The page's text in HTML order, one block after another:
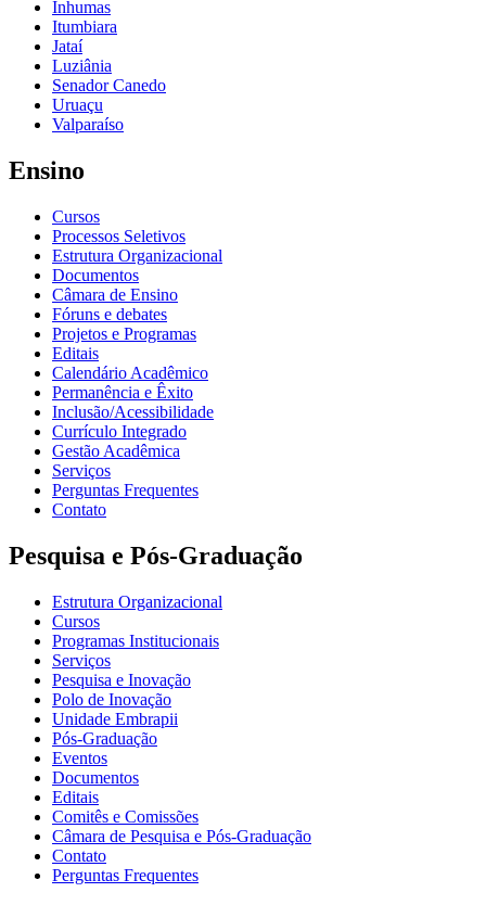
Inhumas
Itumbiara
Jataí
Luziânia
Senador Canedo
Uruaçu
Valparaíso
Ensino
Cursos
Processos Seletivos
Estrutura Organizacional
Documentos
Câmara de Ensino
Fóruns e debates
Projetos e Programas
Editais
Calendário Acadêmico
Permanência e Êxito
Inclusão/Acessibilidade
Currículo Integrado
Gestão Acadêmica
Serviços
Perguntas Frequentes
Contato
Pesquisa e Pós-Graduação
Estrutura Organizacional
Cursos
Programas Institucionais
Serviços
Pesquisa e Inovação
Polo de Inovação
Unidade Embrapii
Pós-Graduação
Eventos
Documentos
Editais
Comitês e Comissões
Câmara de Pesquisa e Pós-Graduação
Contato
Perguntas Frequentes